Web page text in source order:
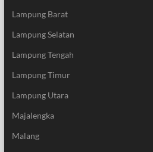
Lampung Barat
Lampung Selatan
Lampung Tengah
Lampung Timur
Lampung Utara
Majalengka
Malang